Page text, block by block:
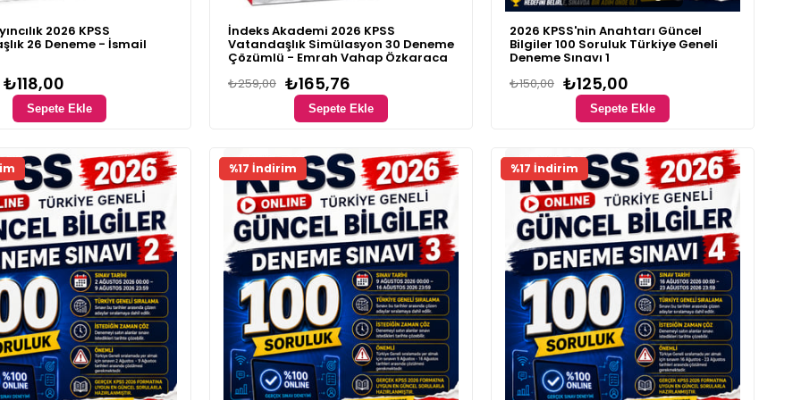
2026 KPSS
26 Deneme - İsmail
₺118,00
Sepete Ekle
İndeks Akademi 2026 KPSS
Vatandaşlık Simülasyon 30 Deneme
Çözümlü - Emrah Vahap Özkaraca
₺165,76
₺259,00
Sepete Ekle
2026 KPSS'nin Anahtarı Güncel
Bilgiler 100 Soruluk Türkiye Geneli
Deneme Sınavı 1
₺125,00
₺150,00
Sepete Ekle
%17 İndirim
Fırsat Ürünü %17 İndirim
Fırsat Ürünü